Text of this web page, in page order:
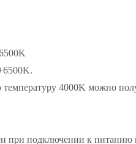
температуру 4000K можно
при подключении к